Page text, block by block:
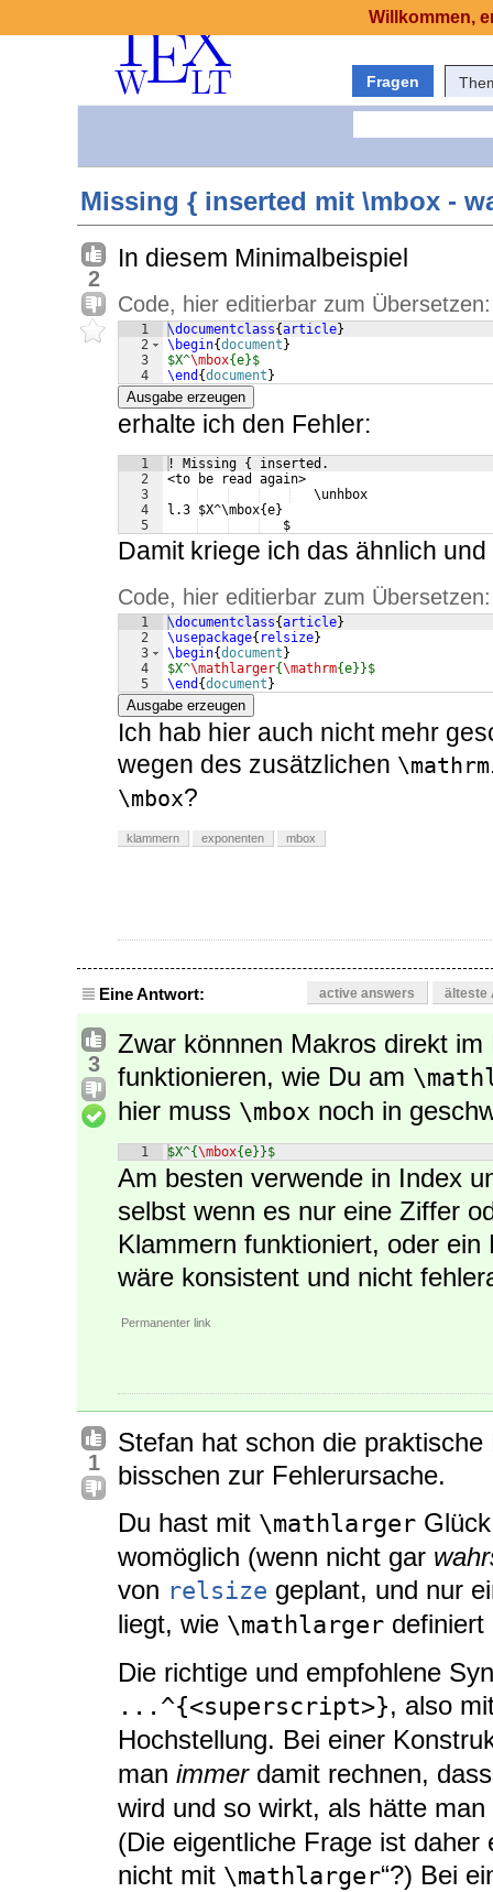
Fragen
Missing { inserted mit \mbox -
2
In diesem Minimalbeispiel
Code, hier editierbar zum Übersetzen:
1
2
3
4
\documentclass{article}
\begin{document }
$X^\mbox{e}$
\end {document }
Ausgabe erzeugen
erhalte ich den Fehler:
1
2
3
4
5
! Missing { inserted.
<to be read again>
   \unhbox
l.3 $X^\mbox{e}
   $
Damit kriege ich das ähnlich
Code, hier editierbar zum Übersetzen:
1
2
3
4
5
\documentclass{article}
\usepackage{ relsize}
\begin{document }
$X^\mathlarger{\mathrm{e}}$
\end {document }
Ausgabe erzeugen
Ich hab hier auch nicht mehr
wegen des zusätzlichen \mathrm
\mbox?
klammern exponenten mbox
Eine Antwort: active answers älteste
3
Zwar könnnen Makros direkt
funktionieren, wie Du am
hier muss \mbox noch in
1 $X^{\mbox{e}}$
Am besten verwende in Index
selbst wenn es nur eine Ziffer
Klammern funktioniert, oder
wäre konsistent und nicht
Permanenter link
1
Stefan hat schon die
bisschen zur Fehlerursache.
Du hast mit \mathlarger
womöglich (wenn nicht gar
von relsize geplant, und nur
liegt, wie \mathlarger definiert
Die richtige und empfohlene
...^{<superscript>}, also
Hochstellung. Bei einer
man immerdamit rechnen,
wird und so wirkt, als hätte man
(Die eigentliche Frage ist
nicht mit \mathlarger“?) Bei
Willkommen,